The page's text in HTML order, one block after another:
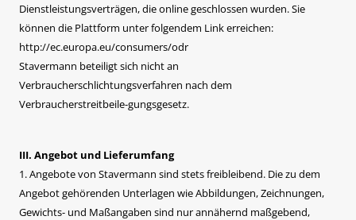
Dienstleistungsverträgen, die online geschlossen wurden. Sie
können die Plattform unter folgendem Link erreichen:
http://ec.europa.eu/consumers/odr
Stavermann beteiligt sich nicht an
Verbraucherschlichtungsverfahren nach dem
Verbraucherstreitbeile-gungsgesetz.
III. Angebot und Lieferumfang
1. Angebote von Stavermann sind stets freibleibend. Die zu dem
Angebot gehörenden Unterlagen wie Abbildungen, Zeichnungen,
Gewichts- und Maßangaben sind nur annähernd maßgebend,